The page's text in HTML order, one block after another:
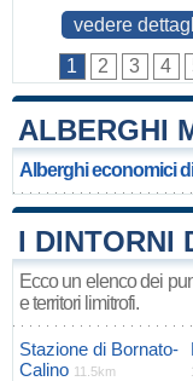
vedere
1 2 3 4
ALBERGHI
Alberghi economici
I DINTORNI
Ecco un elenco dei
e territori limitrofi.
Stazione di Bornato-
Calino 11.5km